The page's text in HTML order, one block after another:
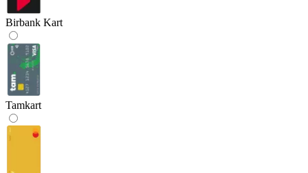
Birbank Kart
Tamkart